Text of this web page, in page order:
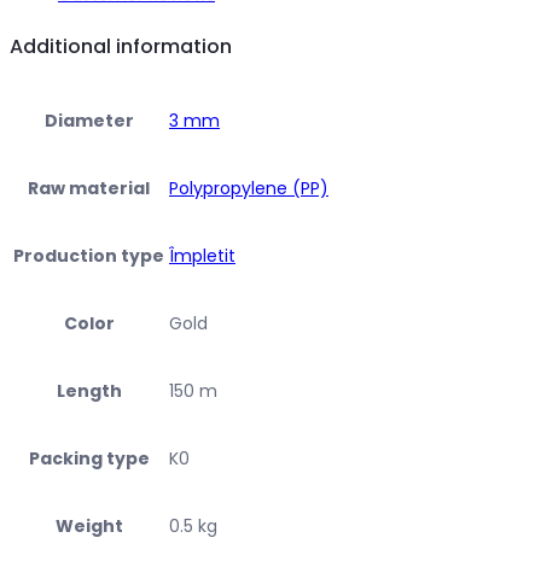
Additional information
Diameter 3 mm
Raw material Polypropylene (PP)
Production type Împletit
Color Gold
Length 150 m
Packing type K0
Weight 0.5 kg